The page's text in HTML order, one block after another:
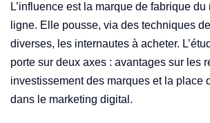
L’influence est la marque de fabrique du
ligne. Elle pousse, via des techniques
diverses, les internautes à acheter.
porte sur deux axes : avantages sur les
investissement des marques et la place
dans le marketing digital.